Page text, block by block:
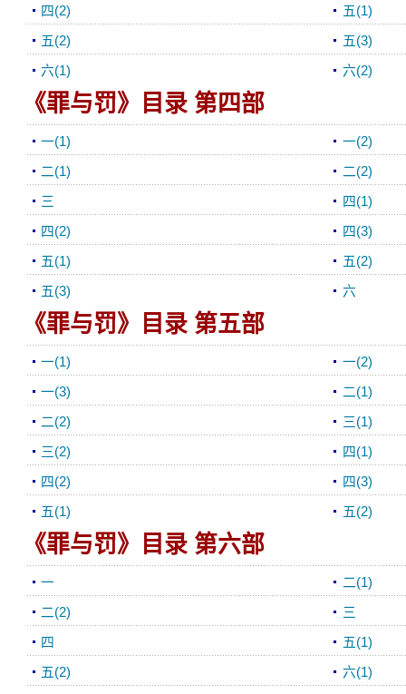
四(2) 五(1)
五(2) 五(3)
六(1) 六(2)
《罪与罚》目录 第四部
一(1) 一(2)
二(1) 二(2)
三 四(1)
四(2) 四(3)
五(1) 五(2)
五(3) 六
《罪与罚》目录 第五部
一(1) 一(2)
一(3) 二(1)
二(2) 三(1)
三(2) 四(1)
四(2) 四(3)
五(1) 五(2)
《罪与罚》目录 第六部
一 二(1)
二(2) 三
四 五(1)
五(2) 六(1)